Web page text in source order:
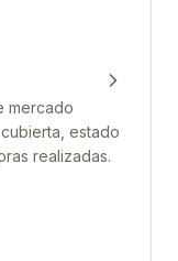
mercado
estado
realizadas.